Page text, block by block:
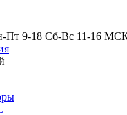
Пт 9-18 Сб-Вс 11-16